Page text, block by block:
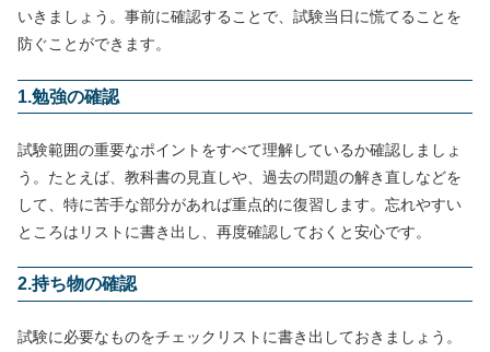
いきましょう。事前に確認することで、試験当日に慌てることを
防ぐことができます。
1.勉強の確認
試験範囲の重要なポイントをすべて理解しているか確認しましょ
う。たとえば、教科書の見直しや、過去の問題の解き直しなどを
して、特に苦手な部分があれば重点的に復習します。忘れやすい
ところはリストに書き出し、再度確認しておくと安心です。
2.持ち物の確認
試験に必要なものをチェックリストに書き出しておきましょう。